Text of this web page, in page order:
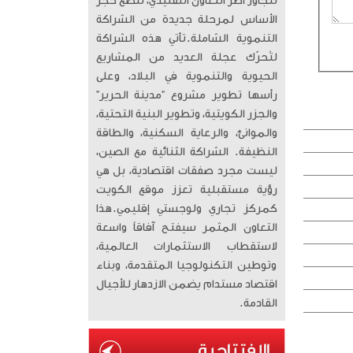
الأساس لمرحلة جديدة من الشراكة
التنموية الشاملة. ​تأتي هذه الشراكة
لتُحرّك عجلة العديد من المشاريع
الحيوية والتنموية في البلاد، وعلى
رأسها تطوير مشروع “مدينة الحرير”
والجزر الكويتية، وتطوير البنية التحتية،
والموانئ، والرعاية السكنية، والطاقة
النظيفة. الشراكة الثنائية مع الصين،
ليست مجرد صفقات اقتصادية، بل هي
رؤية مستقبلية تعزز موقع الكويت
كمركز تجاري ولوجستي إقليمي. ​هذا
التعاون المثمر سيفتح آفاقاً واسعة
لاستقطاب الاستثمارات العالمية،
وتوطين التكنولوجيا المتقدمة، وبناء
اقتصاد مستدام يضمن الازدهار للأجيال
القادمة.